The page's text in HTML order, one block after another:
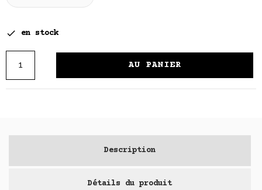
 en stock
AU PANIER
Description
Détails du produit